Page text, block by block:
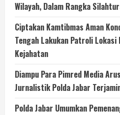
Wilayah, Dalam Rangka
Ciptakan Kamtibmas Aman
Tengah Lakukan Patroli
Kejahatan
Diampu Para Pimred Media
Jurnalistik Polda Jabar
Polda Jabar Umumkan